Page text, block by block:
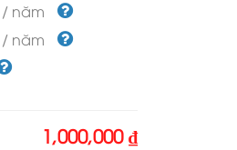
/ năm
/ năm
1,000,000 ₫